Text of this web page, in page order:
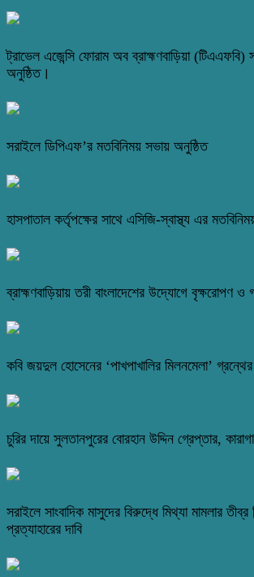
ট্রাভেল এজেন্সি ফোরাম অব ব্রাহ্মণবাড়িয়া
অনুষ্ঠিত।
সরাইলে ডিপিএফ’র মতবিনিময় সভায় অনুষ্ঠিত
হাসপাতাল কর্তৃপক্ষের সাথে এসিজি-স্বাস্থ্য এর
ব্রাহ্মণবাড়িয়ায় তরী বাংলাদেশের উদ্যোগে বৃক্ষরোপণ ও
কবি জয়দুল হোসেনের ‘পাখপাখালির মিলনমেলা’
চুরির দায়ে সুলতানপুরের বোরহান উদ্দিন গ্রেপ্তার,
সরাইলে সাংবাদিক মাসুদের বিরুদ্ধে মিথ্যা মামলার তীব্র
প্রত্যাহারের দাবি